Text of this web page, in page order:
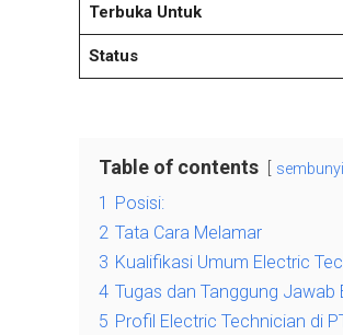
Terbuka Untuk
Status
Table of contents
1
Posisi:
2 Tata Cara Melamar
3 Kualifikasi Umum Electric
4 Tugas dan Tanggung Jawab
5 Profil Electric Technician di